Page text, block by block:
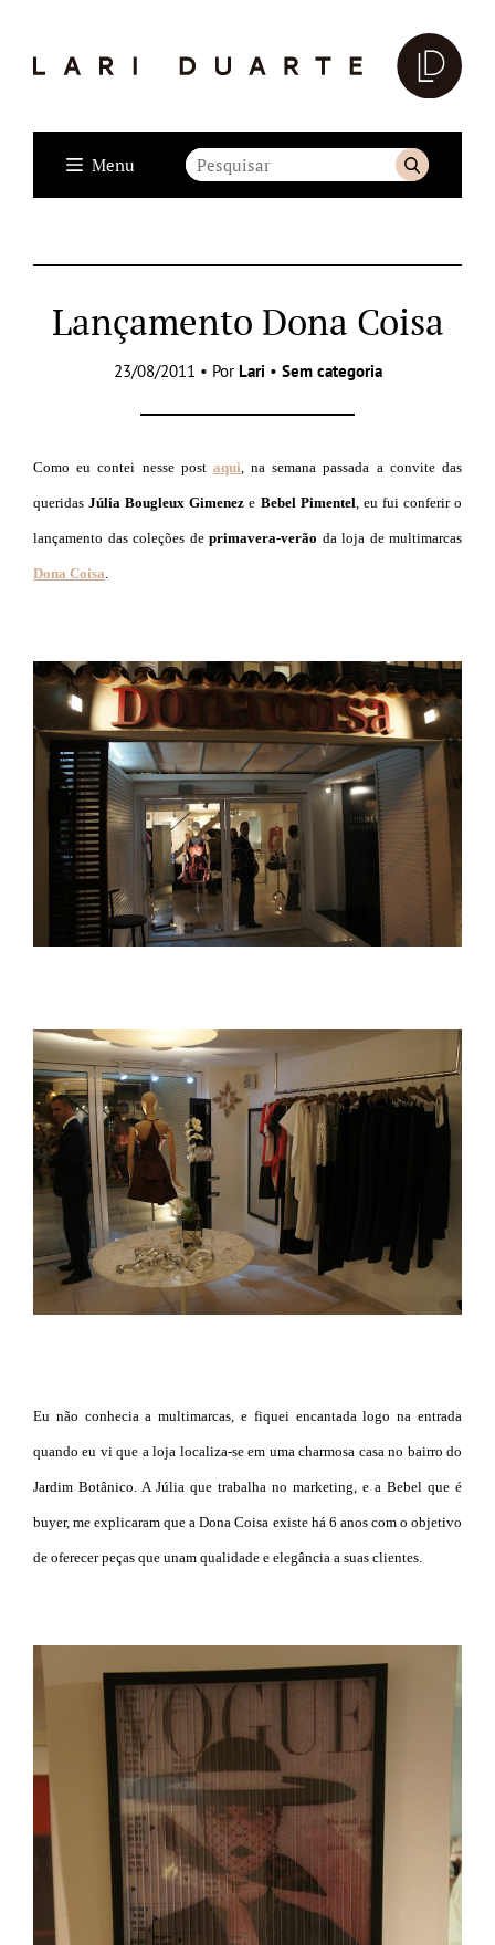
Menu
Lançamento Dona Coisa
23/08/2011 • Por Lari • Sem categoria
Como eu contei nesse post aqui , na semana passada a convite das
queridasJúlia Bougleux Gimenez e Bebel Pimentel , eu fui conferir o
lançamento das coleções de primavera-verão da loja de multimarcas
Dona Coisa
Eu não conhecia a multimarcas, e fiquei encantada logo na entrada
quando eu vi que a loja localiza-se em uma charmosa casa no bairro do
Jardim Botânico. A Júlia que trabalha no marketing, e a Bebel que é
buyer, me explicaram que a Dona Coisa existe há 6 anos com o objetivo
de oferecer peças que unam qualidade e elegância a suas clientes.